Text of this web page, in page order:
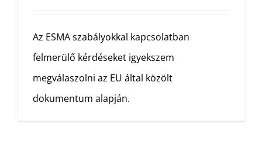
Az ESMA szabályokkal kapcsolatban
felmerülő kérdéseket igyekszem
megválaszolni az EU által közölt
dokumentum alapján.